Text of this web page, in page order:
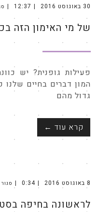
30 באוגוסט 2016 12:37
של מי האימון הזה
פעילות גופנית? יש
המון דברים בחיים
גדול מהם
קרא עוד ←
8 באוגוסט 2016 0:34
לראשונה בחיפה